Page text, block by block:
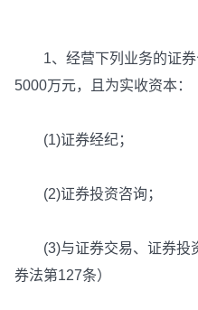
1、经营下列业务的证券
5000万元，且为实收资本：
(1)证券经纪；
(2)证券投资咨询；
(3)与证券交易、证券投
券法第127条）